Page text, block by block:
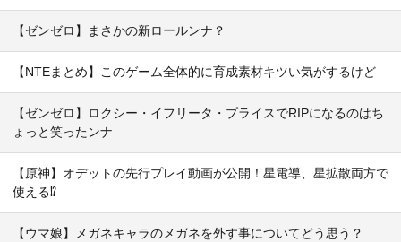
【ゼンゼロ】まさかの新ロールンナ？
【NTEまとめ】このゲーム全体的に育成素材キツい気がするけど
【ゼンゼロ】ロクシー・イフリータ・プライスでRIPになるのはち
ょっと笑ったンナ
【原神】オデットの先行プレイ動画が公開！星電導、星拡散両方で
使える⁉
【ウマ娘】メガネキャラのメガネを外す事についてどう思う？